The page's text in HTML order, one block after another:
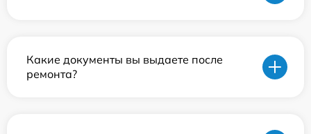
Какие документы вы выдаете после
ремонта?